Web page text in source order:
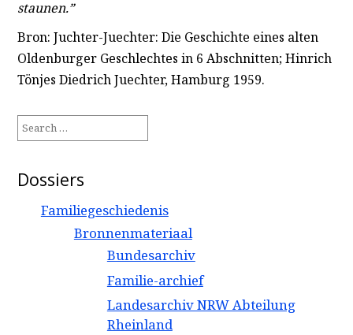
staunen.”
Bron: Juchter-Juechter: Die Geschichte eines alten
Oldenburger Geschlechtes in 6 Abschnitten; Hinrich
Tönjes Diedrich Juechter, Hamburg 1959.
for:
Dossiers
Familiegeschiedenis
Bronnenmateriaal
Bundesarchiv
Familie-archief
Landesarchiv NRW Abteilung
Rheinland